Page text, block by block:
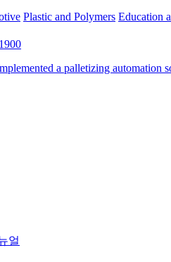
Plastic and Polymers Education
a palletizing
얼